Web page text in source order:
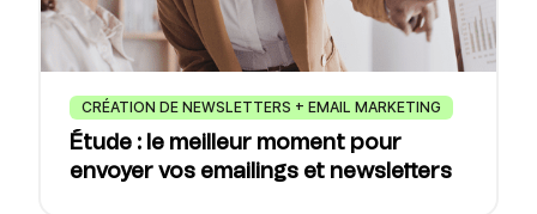
CRÉATION DE NEWSLETTERS + EMAIL MARKETING
Étude : le meilleur moment pour
envoyer vos emailings et newsletters